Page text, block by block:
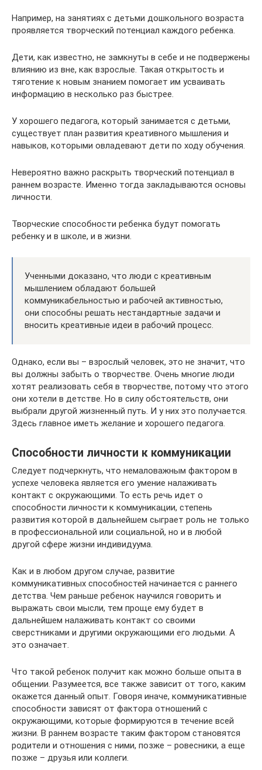
Например, на занятиях с детьми дошкольного возраста
проявляется творческий потенциал каждого ребенка.
Дети, как известно, не замкнуты в себе и не подвержены
влиянию из вне, как взрослые. Такая открытость и
тяготение к новым знанием помогает им усваивать
информацию в несколько раз быстрее.
У хорошего педагога, который занимается с детьми,
существует план развития креативного мышления и
навыков, которыми овладевают дети по ходу обучения.
Невероятно важно раскрыть творческий потенциал в
раннем возрасте. Именно тогда закладываются основы
личности.
Творческие способности ребенка будут помогать
ребенку и в школе, и в жизни.
Ученными доказано, что люди с креативным
мышлением обладают большей
коммуникабельностью и рабочей активностью,
они способны решать нестандартные задачи и
вносить креативные идеи в рабочий процесс.
Однако, если вы – взрослый человек, это не значит, что
вы должны забыть о творчестве. Очень многие люди
хотят реализовать себя в творчестве, потому что этого
они хотели в детстве. Но в силу обстоятельств, они
выбрали другой жизненный путь. И у них это получается.
Здесь главное иметь желание и хорошего педагога.
Способности личности к коммуникации
Следует подчеркнуть, что немаловажным фактором в
успехе человека является его умение налаживать
контакт с окружающими. То есть речь идет о
способности личности к коммуникации, степень
развития которой в дальнейшем сыграет роль не только
в профессиональной или социальной, но и в любой
другой сфере жизни индивидуума.
Как и в любом другом случае, развитие
коммуникативных способностей начинается с раннего
детства. Чем раньше ребенок научился говорить и
выражать свои мысли, тем проще ему будет в
дальнейшем налаживать контакт со своими
сверстниками и другими окружающими его людьми. А
это означает.
Что такой ребенок получит как можно больше опыта в
общении. Разумеется, все также зависит от того, каким
окажется данный опыт. Говоря иначе, коммуникативные
способности зависят от фактора отношений с
окружающими, которые формируются в течение всей
жизни. В раннем возрасте таким фактором становятся
родители и отношения с ними, позже – ровесники, а еще
позже – друзья или коллеги.